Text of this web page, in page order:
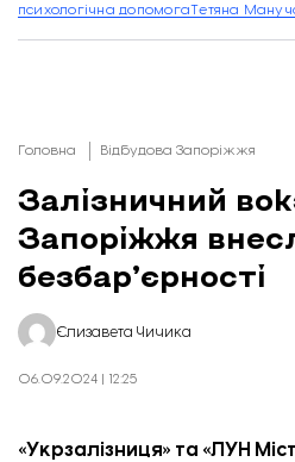
психологічна допомогаТетяна
Головна Відбудова Запоріжжя
Залізничний
Запоріжжя
безбарʼєрності
Єлизавета Чичика
06.09.2024 | 12:25
«Укрзалізниця» та «ЛУН